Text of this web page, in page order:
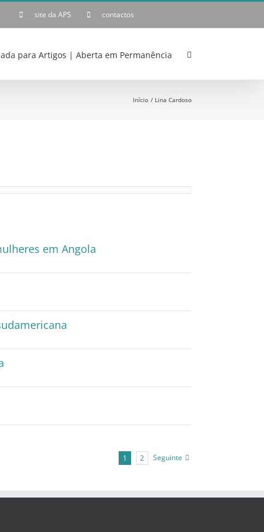
site da APS contactos
para Artigos | Aberta em Permanência
Início Lina Cardoso
em Angola
1 2 Seguinte